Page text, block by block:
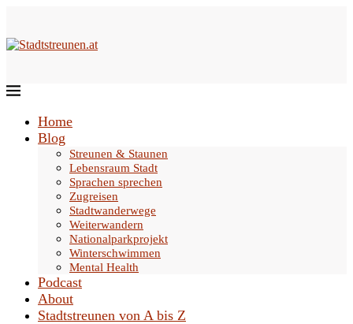
Home
Blog
Streunen & Staunen
Lebensraum Stadt
Sprachen sprechen
Zugreisen
Stadtwanderwege
Weiterwandern
Nationalparkprojekt
Winterschwimmen
Mental Health
Podcast
About
Stadtstreunen von A bis Z